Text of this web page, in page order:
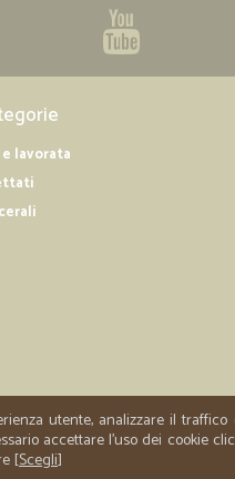
lavorata
utente, analizzare il
accettare l'uso dei cookie
[Scegli]